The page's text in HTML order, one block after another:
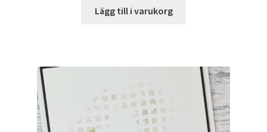
Lägg till i varukorg